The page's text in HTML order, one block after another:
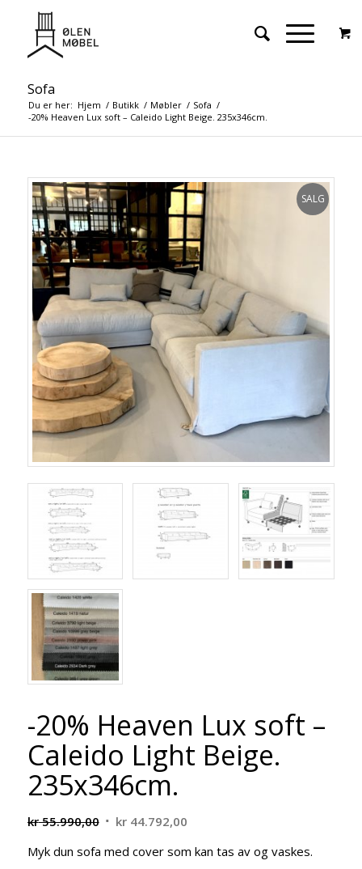
Sofa
Du er her: Hjem / Butikk / Møbler / Sofa /
-20% Heaven Lux soft – Caleido Light Beige. 235x346cm.
SALG
-20% Heaven Lux soft –
Caleido Light Beige.
235x346cm.
kr55.990,00 Opprinnelig
var:
kr44.792,00Nåværende
er:
Myk dun sofa med cover som kan tas av og vaskes.